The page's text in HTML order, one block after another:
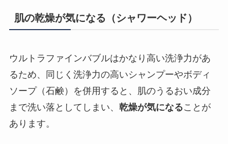
肌の乾燥が気になる（シャワーヘッド）
ウルトラファインバブルはかなり高い洗浄力があ
るため、同じく洗浄力の高いシャンプーやボディ
ソープ（石鹸）を併用すると、肌のうるおい成分
まで洗い落としてしまい、 乾燥が気になることが
あります。